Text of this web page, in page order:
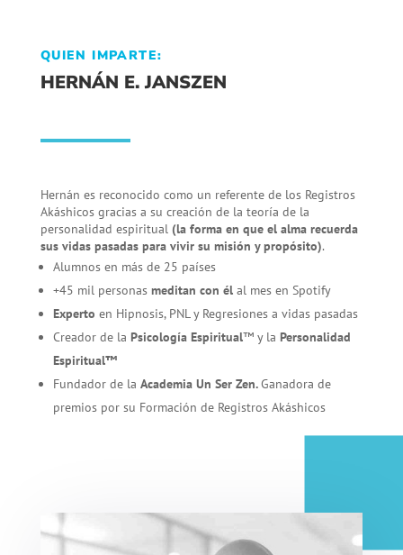
QUIEN IMPARTE:
HERNÁN E. JANSZEN
Hernán es reconocido como un referente de los Registros
Akáshicos gracias a su creación de la teoría de la
personalidad espiritual (la forma en que el alma recuerda
sus vidas pasadas para vivir su misión y propósito).
Alumnos en más de 25 países
+45 mil personas meditan con él al mes en Spotify
Experto en Hipnosis, PNL y Regresiones a vidas pasadas
Creador de la Psicología Espiritual™ y la Personalidad
Espiritual™
Fundador de la Academia Un Ser Zen.Ganadora de
premios por su Formación de Registros Akáshicos